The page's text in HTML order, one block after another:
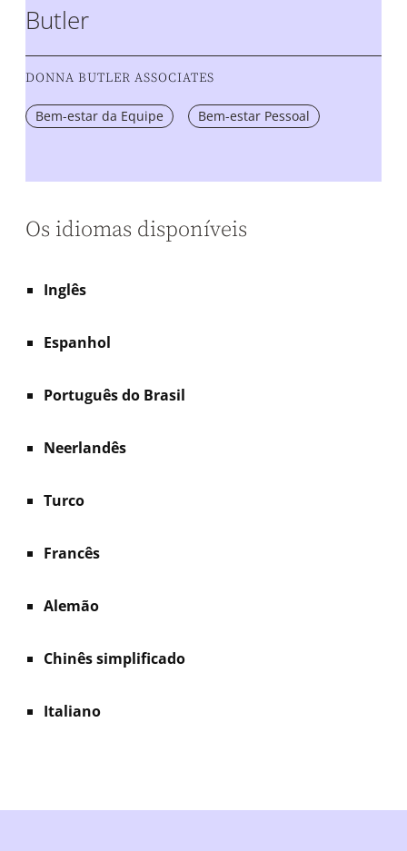
Butler
DONNA BUTLER ASSOCIATES
Bem-estar da Equipe Bem-estar Pessoal
Os idiomas disponíveis
Inglês
Espanhol
Português do Brasil
Neerlandês
Turco
Francês
Alemão
Chinês simplificado
Italiano